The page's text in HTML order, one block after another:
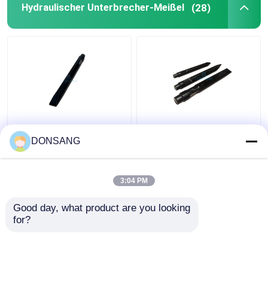
Hydraulischer Unterbrecher-Meißel (28)
40Cr 42Cr 180mm
Hydraulische
Felshammer-Wedge-
42CrMo Hydraulischer
Brecher 175mm Chisel
Felshammer DS86
DONSANG
3:04 PM
Good day, what product are you looking
for?